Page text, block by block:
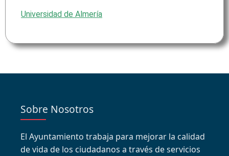
Universidad de Almería
Sobre Nosotros
El Ayuntamiento trabaja para mejorar la calidad
de vida de los ciudadanos a través de servicios